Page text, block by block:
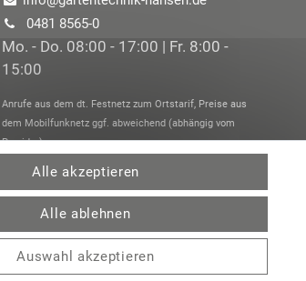
0481 8565-0
Mo. - Do. 08:00 - 17:00 | Fr. 8:00 -
15:00
Anrufe aus dem dt. Festnetz zum Ortstarif, Preise aus
dem Mobilfunknetz ggf. abweichend (abhängig vom
Provider).
Alle akzeptieren
Alle ablehnen
Auswahl akzeptieren